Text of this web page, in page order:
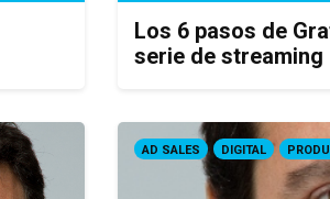
Los 6 pasos de
serie de streaming
AD SALES DIGITAL